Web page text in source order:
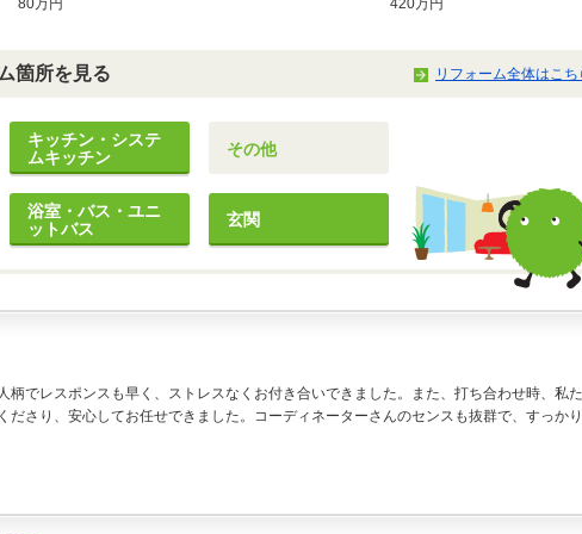
80万円
420万円
箇所を見る リフォーム全体はこち
キッチン・システ
ムキッチン
その他
浴室・バス・ユニ
ットバス
玄関
柄でレスポンスも早く、ストレスなくお付き合いできました。また、打ち合わせ時、私
ださり、安心してお任せできました。コーディネーターさんのセンスも抜群で、すっか